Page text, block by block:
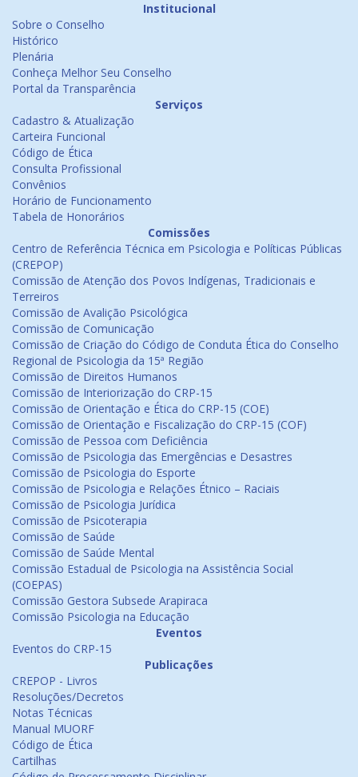
Institucional
Sobre o Conselho
Histórico
Plenária
Conheça Melhor Seu Conselho
Portal da Transparência
Serviços
Cadastro & Atualização
Carteira Funcional
Código de Ética
Consulta Profissional
Convênios
Horário de Funcionamento
Tabela de Honorários
Comissões
Centro de Referência Técnica em Psicologia e Políticas Públicas
(CREPOP)
Comissão de Atenção dos Povos Indígenas, Tradicionais e
Terreiros
Comissão de Avalição Psicológica
Comissão de Comunicação
Comissão de Criação do Código de Conduta Ética do Conselho
Regional de Psicologia da 15ª Região
Comissão de Direitos Humanos
Comissão de Interiorização do CRP-15
Comissão de Orientação e Ética do CRP-15 (COE)
Comissão de Orientação e Fiscalização do CRP-15 (COF)
Comissão de Pessoa com Deficiência
Comissão de Psicologia das Emergências e Desastres
Comissão de Psicologia do Esporte
Comissão de Psicologia e Relações Étnico – Raciais
Comissão de Psicologia Jurídica
Comissão de Psicoterapia
Comissão de Saúde
Comissão de Saúde Mental
Comissão Estadual de Psicologia na Assistência Social
(COEPAS)
Comissão Gestora Subsede Arapiraca
Comissão Psicologia na Educação
Eventos
Eventos do CRP-15
Publicações
CREPOP - Livros
Resoluções/Decretos
Notas Técnicas
Manual MUORF
Código de Ética
Cartilhas